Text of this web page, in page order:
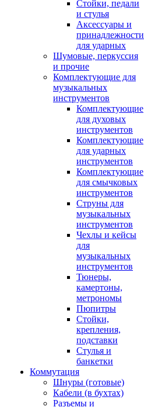
Стойки, педали
и стулья
Аксессуары и
принадлежности
для ударных
Шумовые, перкуссия
и прочие
Комплектующие для
музыкальных
инструментов
Комплектующие
для духовых
инструментов
Комплектующие
для ударных
инструментов
Комплектующие
для смычковых
инструментов
Струны для
музыкальных
инструментов
Чехлы и кейсы
для
музыкальных
инструментов
Тюнеры,
камертоны,
метрономы
Пюпитры
Стойки,
крепления,
подставки
Стулья и
банкетки
Коммутация
Шнуры (готовые)
Кабели (в бухтах)
Разъемы и